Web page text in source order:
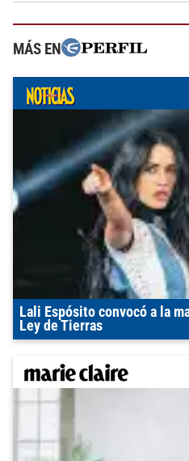
MÁS EN
Lali Espósito convocó a la
Ley de Tierras